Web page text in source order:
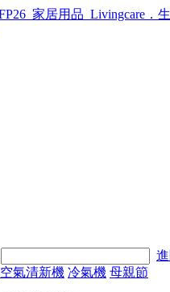
空氣清新機 冷氣機 母親節